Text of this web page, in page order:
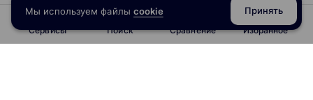
Сервисы Поиск Сравнение Избранное
Мы используем файлы cookie Принять